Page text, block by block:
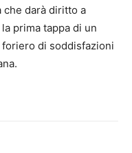
che darà diritto a
prima tappa di un
di soddisfazioni